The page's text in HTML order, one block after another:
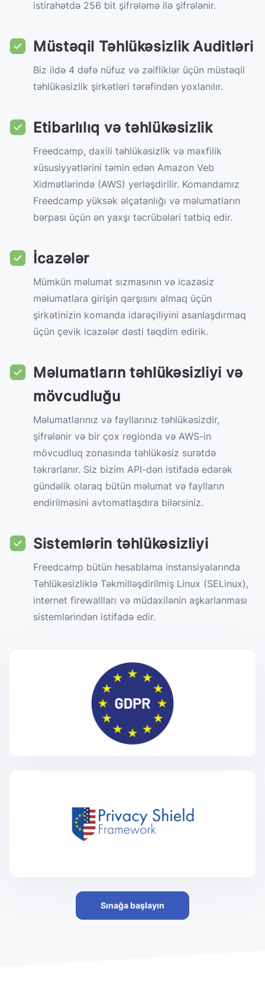
istirahətdə 256 bit şifrələmə ilə şifrələnir.
Müstəqil Təhlükəsizlik Auditləri
Biz ildə 4 dəfə nüfuz və zəifliklər üçün müstəqil
təhlükəsizlik şirkətləri tərəfindən yoxlanılır.
Etibarlılıq və təhlükəsizlik
Freedcamp, daxili təhlükəsizlik və məxfilik
xüsusiyyətlərini təmin edən Amazon Veb
Xidmətlərində (AWS) yerləşdirilir. Komandamız
Freedcamp yüksək əlçatanlığı və məlumatların
bərpası üçün ən yaxşı təcrübələri tətbiq edir.
İcazələr
Mümkün məlumat sızmasının və icazəsiz
məlumatlara girişin qarşısını almaq üçün
şirkətinizin komanda idarəçiliyini asanlaşdırmaq
üçün çevik icazələr dəsti təqdim edirik.
Məlumatların təhlükəsizliyi və
mövcudluğu
Məlumatlarınız və fayllarınız təhlükəsizdir,
şifrələnir və bir çox regionda və AWS-in
mövcudluq zonasında təhlükəsiz surətdə
təkrarlanır. Siz bizim API-dən istifadə edərək
gündəlik olaraq bütün məlumat və faylların
endirilməsini avtomatlaşdıra bilərsiniz.
Sistemlərin təhlükəsizliyi
Freedcamp bütün hesablama instansiyalarında
Təhlükəsizliklə Təkmilləşdirilmiş Linux (SELinux),
internet firewallları və müdaxilənin aşkarlanması
sistemlərindən istifadə edir.
Sınağa başlayın